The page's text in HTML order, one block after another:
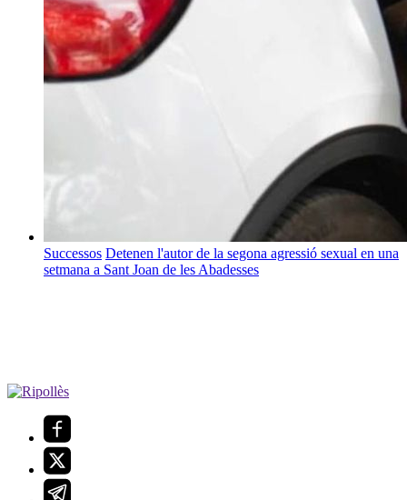
Successos Detenen l'autor de la segona agressió sexual en una
setmana a Sant Joan de les Abadesses